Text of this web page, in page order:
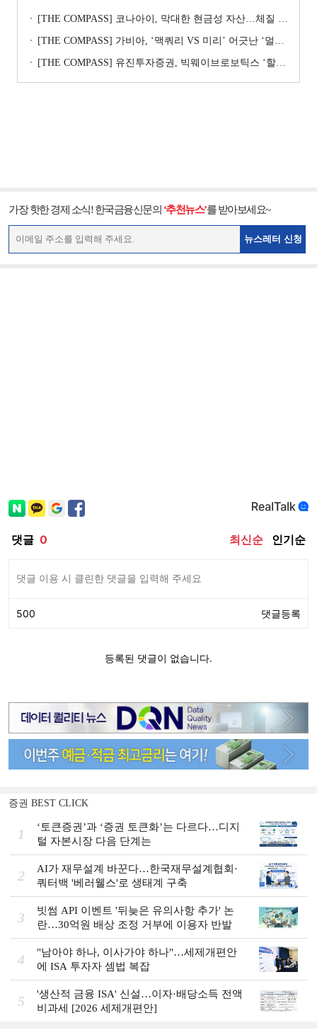
[THE COMPASS] 코나아이, 막대한 현금성 자산…체질 개선 핵심 Key
[THE COMPASS] 가비아, ‘맥쿼리 VS 미리’ 어긋난 ‘멀티플 수싸움’
[THE COMPASS] 유진투자증권, 빅웨이브로보틱스 ‘할인율’ 낮춰 ‘몸값’ 지키기…’고무줄’ 가치평가
가장 핫한 경제 소식! 한국금융신문의 ‘추천뉴스’를 받아보세요~
뉴스레터 신청
증권 BEST CLICK
1
‘토큰증권’과 ‘증권 토큰화’는 다르다…디지
털 자본시장 다음 단계는
2
AI가 재무설계 바꾼다…한국재무설계협회·
쿼터백 '베러웰스'로 생태계 구축
3
빗썸 API 이벤트 '뒤늦은 유의사항 추가' 논
란…30억원 배상 조정 거부에 이용자 반발
4
"남아야 하나, 이사가야 하나"…세제개편안
에 ISA 투자자 셈법 복잡
5
'생산적 금융 ISA' 신설…이자·배당소득 전액
비과세 [2026 세제개편안]